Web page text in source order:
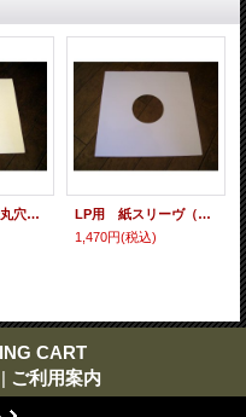
LP用 コート紙丸穴ジャケ 10枚セット
LP用 紙スリーヴ（レギュラー 四角の角） 10枚セット
1,470円(税込)
CART
| ご利用案内